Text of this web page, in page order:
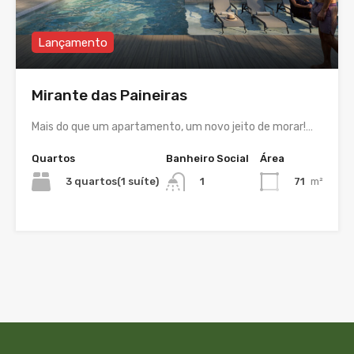
Lançamento
Mirante das Paineiras
Mais do que um apartamento, um novo jeito de morar!…
Quartos
3 quartos(1 suíte)
Banheiro Social
1
Área
71 m²